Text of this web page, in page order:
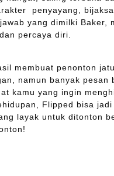
penyayang,
yang dimilki Baker,
percaya diri.
membuat penonton
namun banyak pesan
kamu yang ingin
Flipped bisa
layak untuk ditonton